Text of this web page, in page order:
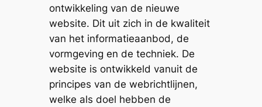
ontwikkeling van de nieuwe
website. Dit uit zich in de kwaliteit
van het informatieaanbod, de
vormgeving en de techniek. De
website is ontwikkeld vanuit de
principes van de webrichtlijnen,
welke als doel hebben de